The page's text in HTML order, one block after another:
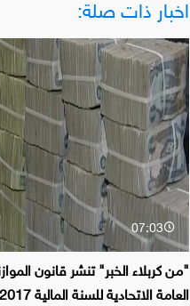
اخبار ذات صلة:
07:03
"من كربلاء الخبر" تنشر قانون
العامة الاتحادية للسنة المالية 2017